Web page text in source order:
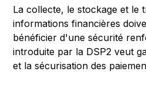
La collecte, le stockage et le
informations financières
bénéficier d'une sécurité
introduite par la DSP2 veut
et la sécurisation des